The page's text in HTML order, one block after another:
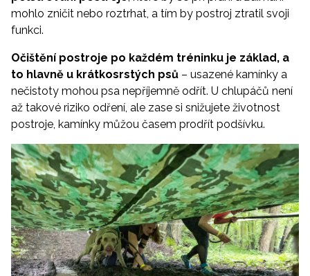
mohlo zničit nebo roztrhat, a tím by postroj ztratil svoji
funkci.
Očištění postroje po každém tréninku je základ, a
to hlavně u krátkosrstých psů – usazené kamínky a
nečistoty mohou psa nepříjemně odřít. U chlupáčů není
až takové riziko odření, ale zase si snižujete životnost
postroje, kamínky můžou časem prodřít podšívku.